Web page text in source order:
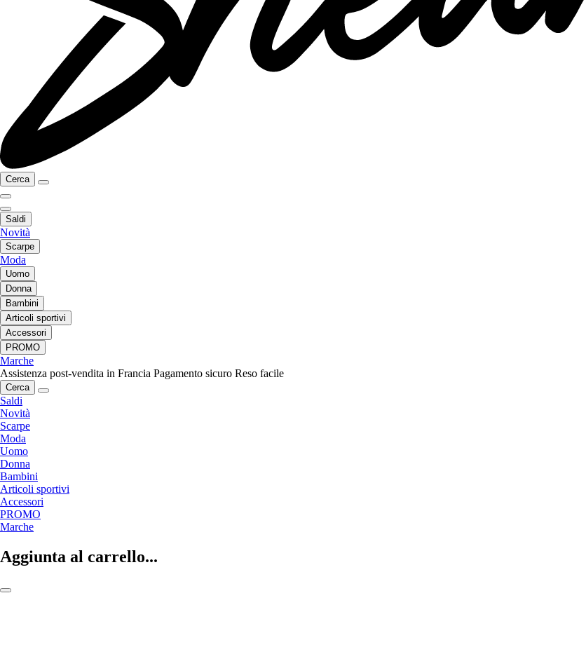
Cerca
Saldi
Novità
Scarpe
Moda
Uomo
Donna
Bambini
Articoli sportivi
Accessori
PROMO
Marche
Assistenza post-vendita in Francia Pagamento sicuro Reso facile
Cerca
Saldi
Novità
Scarpe
Moda
Uomo
Donna
Bambini
Articoli sportivi
Accessori
PROMO
Marche
Aggiunta al carrello...